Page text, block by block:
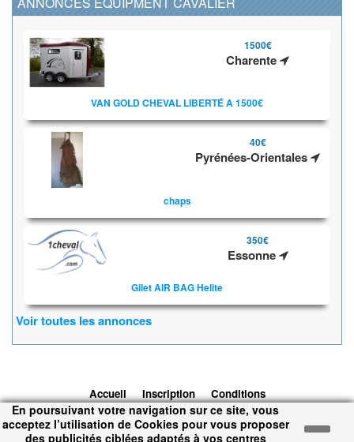
1500€
Charente
VAN GOLD CHEVAL LIBERTÉ A 1500€
40€
Pyrénées-Orientales
chaps
350€
Essonne
Gilet AIR BAG Helite
Voir toutes les annonces
Accueil Inscription
Conditions
d'utilisation
Contacts © 2026 1cheval.com
Ecurie Virtuelle -
Jeu Cheval
En poursuivant votre navigation sur ce site, vous
acceptez l’utilisation de Cookies pour vous proposer
des publicités ciblées adaptés à vos centres